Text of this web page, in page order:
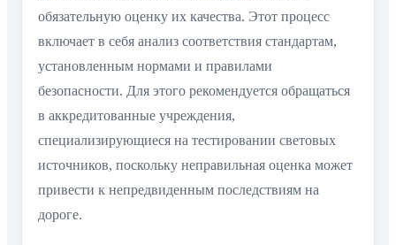
обязательную оценку их качества. Этот процесс
включает в себя анализ соответствия стандартам,
установленным нормами и правилами
безопасности. Для этого рекомендуется обращаться
в аккредитованные учреждения,
специализирующиеся на тестировании световых
источников, поскольку неправильная оценка может
привести к непредвиденным последствиям на
дороге.